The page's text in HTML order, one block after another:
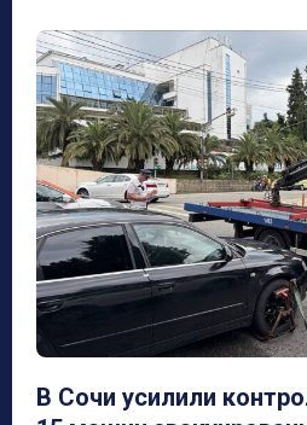
В Сочи усилили